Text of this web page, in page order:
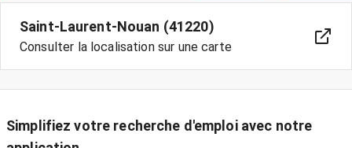
Saint-Laurent-Nouan (41220)
Consulter la localisation sur une carte
Simplifiez votre recherche d'emploi avec notre